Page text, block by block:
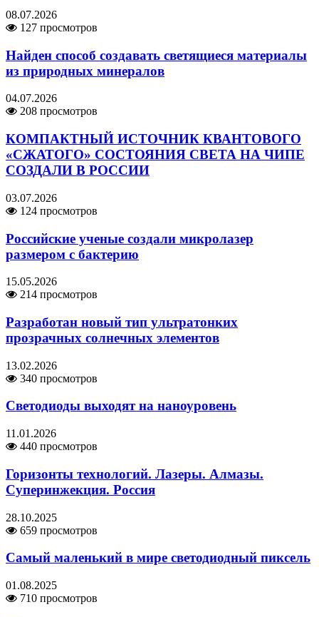
08.07.2026
127 просмотров
Найден способ создавать светящиеся материалы
из природных минералов
04.07.2026
208 просмотров
КОМПАКТНЫЙ ИСТОЧНИК КВАНТОВОГО
«СЖАТОГО» СОСТОЯНИЯ СВЕТА НА ЧИПЕ
СОЗДАЛИ В РОССИИ
03.07.2026
124 просмотров
Российские ученые создали микролазер
размером с бактерию
15.05.2026
214 просмотров
Разработан новый тип ультратонких
прозрачных солнечных элементов
13.02.2026
340 просмотров
Светодиоды выходят на наноуровень
11.01.2026
440 просмотров
Горизонты технологий. Лазеры. Алмазы.
Суперинжекция. Россия
28.10.2025
659 просмотров
Самый маленький в мире светодиодный пиксель
01.08.2025
710 просмотров